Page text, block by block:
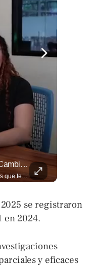
¿Qué Opinas De Los Cambios Que Tendrá Este Proyecto?
¿Qué opinas de los cambios que tendrá este proyecto? Jardines verticales, ciclovía y accesos inclusivos destacan entre las novedades del viaducto Los Chorros. Lee más 👉 eldiariodehoy.com
se registraron
en 2024.
y eficaces